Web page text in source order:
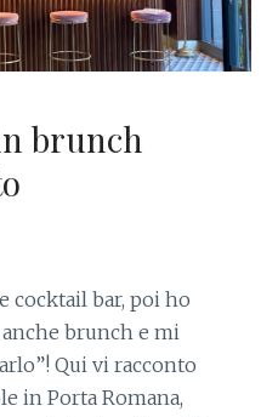
brunch
cocktail bar, poi ho
brunch e mi
Qui vi racconto
in Porta Romana,